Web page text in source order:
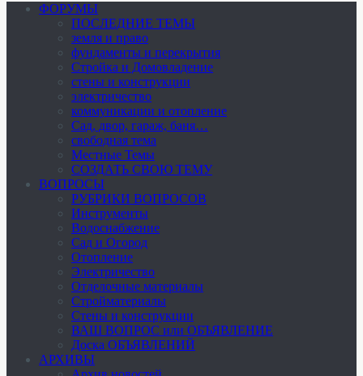
ФОРУМЫ
ПОСЛЕДНИЕ ТЕМЫ
земля и право
фундаменты и перекрытия
Стройка и Домовладение
стены и конструкции
электричество
коммуникации и отопление
Cад, двор, гараж, баня…
свободная тема
Местные Темы
СОЗДАТЬ СВОЮ ТЕМУ
ВОПРОСЫ
РУБРИКИ ВОПРОСОВ
Инструменты
Водоснабжение
Сад и Огород
Отопление
Электричество
Отделочные материалы
Стройматериалы
Стены и конструкции
ВАШ ВОПРОС или ОБЪЯВЛЕНИЕ
Доска ОБЪЯВЛЕНИЙ
АРХИВЫ